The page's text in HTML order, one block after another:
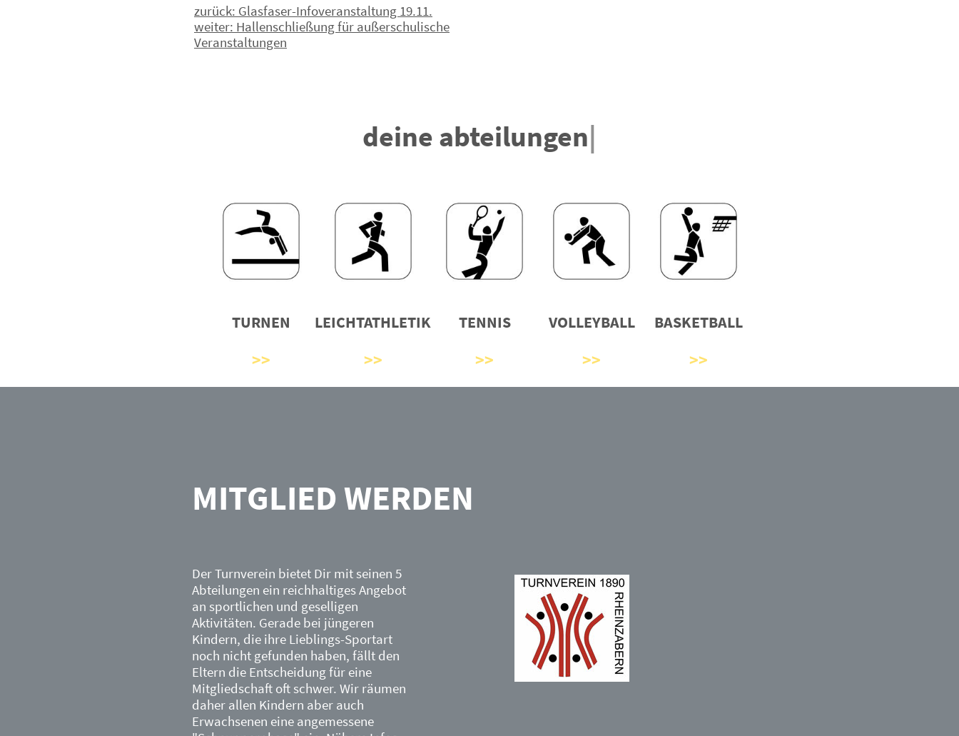
Beitragsnavigation
zurück: Glasfaser-Infoveranstaltung 19.11.
weiter: Hallenschließung für außerschulische
Veranstaltungen
deine abteilungen|
TURNEN LEICHTATHLETIK TENNIS VOLLEYBALL BASKETBALL
MITGLIED WERDEN
Der Turnverein bietet Dir mit seinen 5
Abteilungen ein reichhaltiges Angebot
an sportlichen und geselligen
Aktivitäten. Gerade bei jüngeren
Kindern, die ihre Lieblings-Sportart
noch nicht gefunden haben, fällt den
Eltern die Entscheidung für eine
Mitgliedschaft oft schwer. Wir räumen
daher allen Kindern aber auch
Erwachsenen eine angemessene